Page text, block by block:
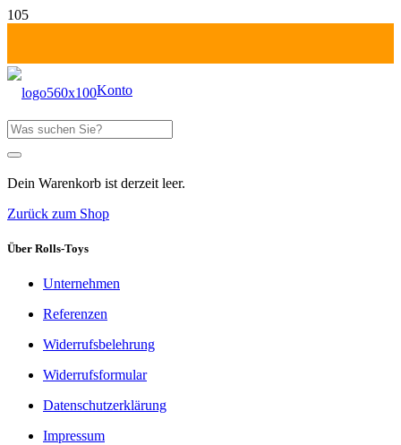
Konto
Dein Warenkorb ist derzeit leer.
Zurück zum Shop
Über Rolls-Toys
Unternehmen
Referenzen
Widerrufsbelehrung
Widerrufsformular
Datenschutzerklärung
Impressum